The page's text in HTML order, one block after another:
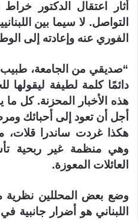
أثار اعتقال الدكتور
التواصل. لا سيما بين
الفوري عنه وإعادته إلى
“صديقي من الجامعة، طبيب
دائمًا كلمة لطيفة ليقولها
هذه الأخبار المحزنة. كل
أجل أن تعود إلى أحبائك
هكذا غردت ساندرا
وهي منظمة غير ربحية
العائلات المعوزة.
وضع بعض المحللين نظرية
اللبناني هو أضرار جانبية